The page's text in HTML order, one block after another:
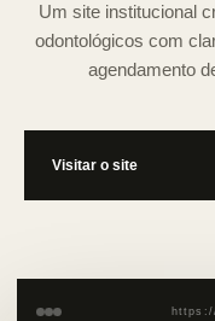
Um site institucional
odontológicos com
agendamento
Visitar o site